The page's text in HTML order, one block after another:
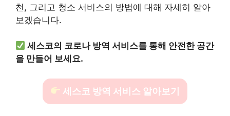
천, 그리고 청소 서비스의 방법에 대해 자세히 알아
보겠습니다.
세스코의 코로나 방역 서비스를 통해 안전한 공간
을 만들어 보세요.
세스코 방역 서비스 알아보기